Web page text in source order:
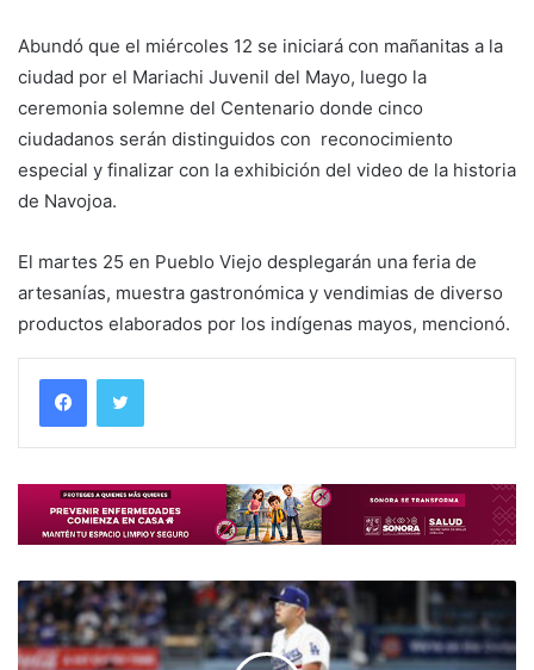
Abundó que el miércoles 12 se iniciará con mañanitas a la
ciudad por el Mariachi Juvenil del Mayo, luego la
ceremonia solemne del Centenario donde cinco
ciudadanos serán distinguidos con reconocimiento
especial y finalizar con la exhibición del video de la historia
de Navojoa.
El martes 25 en Pueblo Viejo desplegarán una feria de
artesanías, muestra gastronómica y vendimias de diverso
productos elaborados por los indígenas mayos, mencionó.